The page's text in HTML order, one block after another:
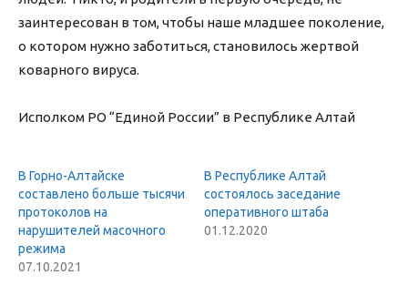
заинтересован в том, чтобы наше младшее поколение,
о котором нужно заботиться, становилось жертвой
коварного вируса.
Исполком РО “Единой России” в Республике Алтай
В Горно-Алтайске
составлено больше тысячи
протоколов на
нарушителей масочного
режима
07.10.2021
В Республике Алтай
состоялось заседание
оперативного штаба
01.12.2020